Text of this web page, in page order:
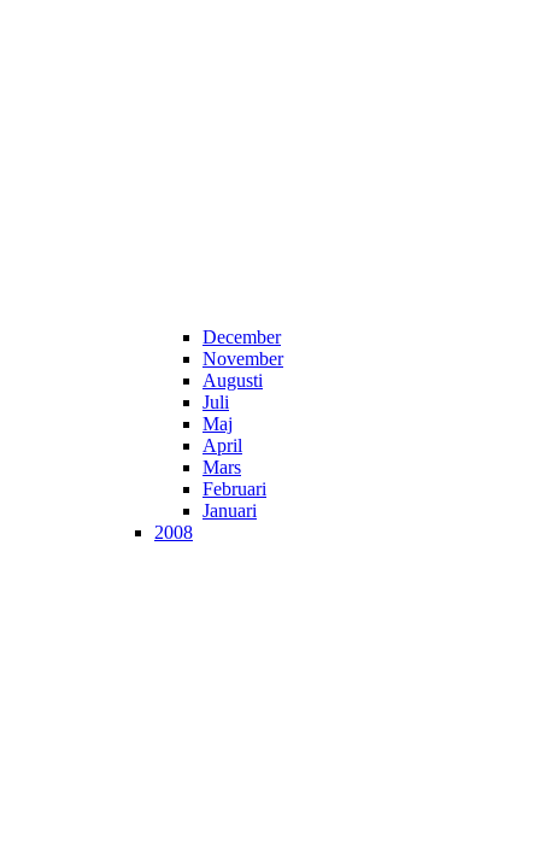
December
November
Augusti
Juli
Maj
April
Mars
Februari
Januari
2008